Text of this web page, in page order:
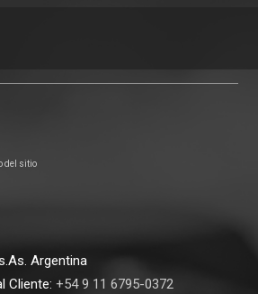
del sitio
Argentina
Cliente: +54 9 11 6795-0372